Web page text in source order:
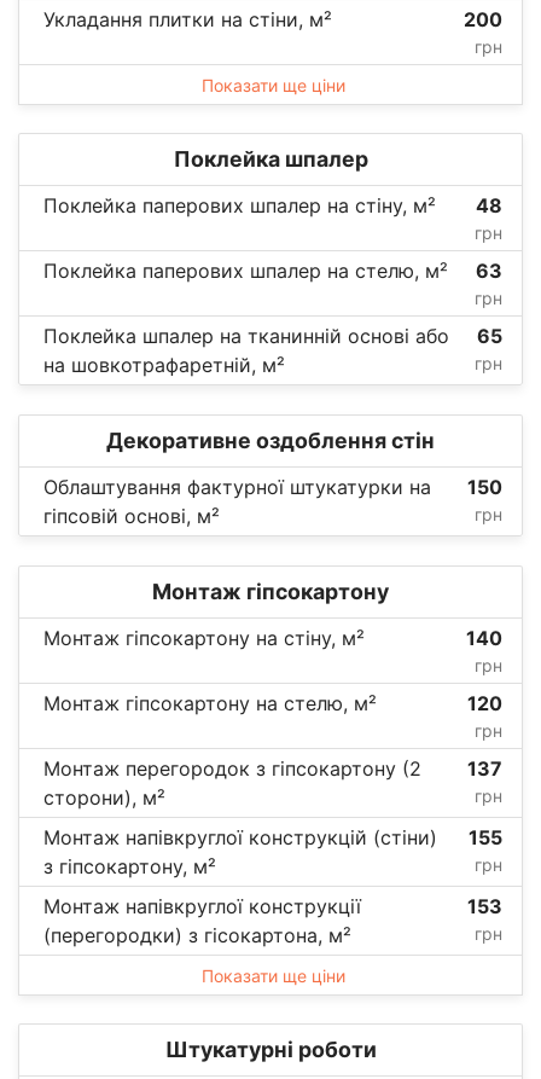
Укладання плитки на стіни, м² 200
грн
Показати ще ціни
Поклейка шпалер
Поклейка паперових шпалер на стіну, м² 48
грн
Поклейка паперових шпалер на стелю, м² 63
грн
Поклейка шпалер на тканинній основі або
на шовкотрафаретній, м²
65
грн
Декоративне оздоблення стін
Облаштування фактурної штукатурки на
гіпсовій основі, м²
150
грн
Монтаж гіпсокартону
Монтаж гіпсокартону на стіну, м² 140
грн
Монтаж гіпсокартону на стелю, м² 120
грн
Монтаж перегородок з гіпсокартону (2
сторони), м²
137
грн
Монтаж напівкруглої конструкцій (стіни)
з гіпсокартону, м²
155
грн
Монтаж напівкруглої конструкції
(перегородки) з гісокартона, м²
153
грн
Показати ще ціни
Штукатурні роботи